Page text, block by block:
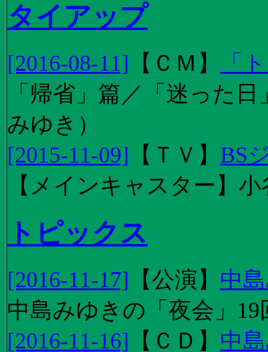
タイアップ
[2016-08-11] 【 ＣＭ 】
「
「帰省」篇／「迷った
みゆき）
[2015-11-09] 【 ＴＶ 】 BS
【メインキャスター】
トピックス
[2016-11-17] 【公演 】 中
中島みゆきの「夜会」
[2016-11-16] 【 ＣＤ 】 中